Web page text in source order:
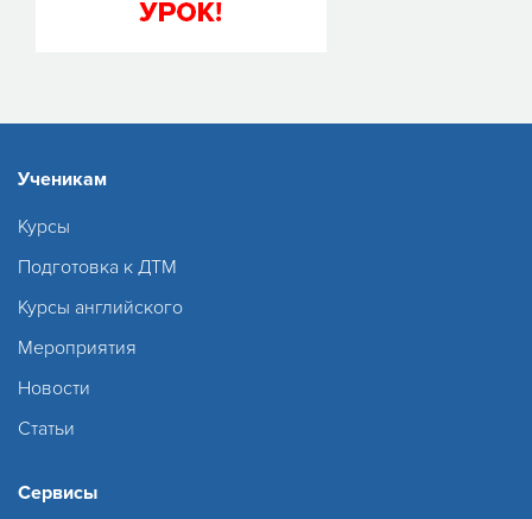
Ученикам
Курсы
Подготовка к ДТМ
Курсы английского
Мероприятия
Новости
Статьи
Сервисы